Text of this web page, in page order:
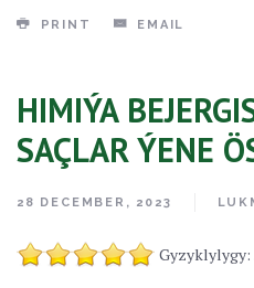
PRINT EMAIL
HIMIÝA
SAÇLAR ÝENE
28 DECEMBER, 2023
Gyzyklylygy: